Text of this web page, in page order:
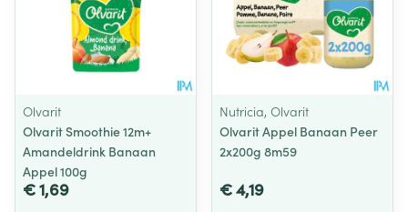
Olvarit
Olvarit Smoothie 12m+
Amandeldrink Banaan
Appel 100g
€ 1,69
Nutricia, Olvarit
Olvarit Appel Banaan Peer
2x200g 8m59
€ 4,19